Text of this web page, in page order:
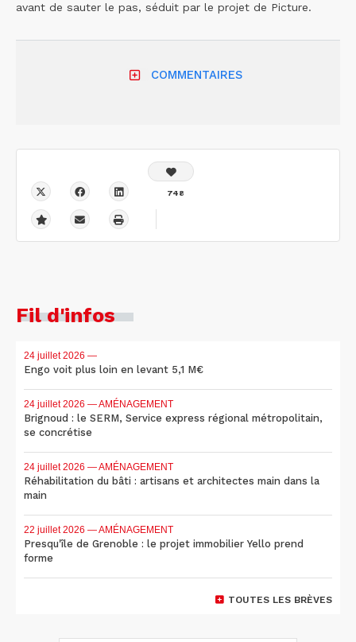
avant de sauter le pas, séduit par le projet de Picture.
COMMENTAIRES
748
Fil d'infos
24 juillet 2026 —
Engo voit plus loin en levant 5,1 M€
24 juillet 2026 — AMÉNAGEMENT
Brignoud : le SERM, Service express régional métropolitain,
se concrétise
24 juillet 2026 — AMÉNAGEMENT
Réhabilitation du bâti : artisans et architectes main dans la
main
22 juillet 2026 — AMÉNAGEMENT
Presqu'île de Grenoble : le projet immobilier Yello prend
forme
TOUTES LES BRÈVES